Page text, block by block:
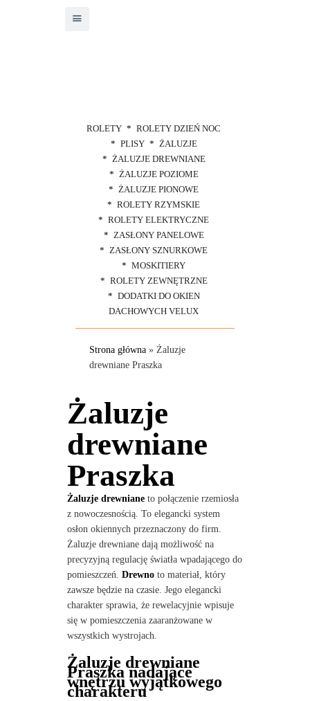
ROLETY
ROLETY DZIEŃ NOC
PLISY
ŻALUZJE
ŻALUZJE DREWNIANE
ŻALUZJE POZIOME
ŻALUZJE PIONOWE
ROLETY RZYMSKIE
ROLETY ELEKTRYCZNE
ZASŁONY PANELOWE
ZASŁONY SZNURKOWE
MOSKITIERY
ROLETY ZEWNĘTRZNE
DODATKI DO OKIEN
DACHOWYCH VELUX
Strona główna » Żaluzje
drewniane Praszka
Żaluzje
drewniane
Praszka
Żaluzje drewnianeto połączenie rzemiosła
z nowoczesnością. To elegancki system
osłon okiennych przeznaczony do firm.
Żaluzje drewniane dają możliwość na
precyzyjną regulację światła wpadającego do
pomieszczeń. Drewnoto materiał, który
zawsze będzie na czasie. Jego elegancki
charakter sprawia, że rewelacyjnie wpisuje
się w pomieszczenia zaaranżowane w
wszystkich wystrojach.
Żaluzje drewniane
Praszka nadające
wnętrzu wyjątkowego
charakteru